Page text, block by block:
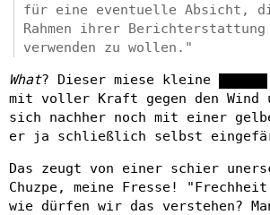
für eine eventuelle Absicht,
Rahmen ihrer
verwenden zu wollen."
What? Dieser miese kleine
mit voller Kraft gegen den Wind
sich nachher noch mit einer
er ja schließlich selbst
Das zeugt von einer schier
Chuzpe, meine Fresse!
wie dürfen wir das verstehen?